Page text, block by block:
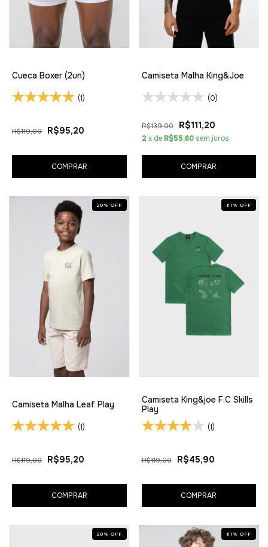
Cueca Boxer (2un)
(1)
R$119,00 R$95,20
COMPRAR
Camiseta Malha King&Joe
(0)
R$139,00 R$111,20
2 x de R$55,60 sem juros
COMPRAR
20 % OFF
Camiseta Malha Leaf Play
(1)
R$119,00 R$95,20
COMPRAR
61 % OFF
Camiseta King&joe F.C Skills
Play
(1)
R$119,00 R$45,90
COMPRAR
20 % OFF 61 % OFF